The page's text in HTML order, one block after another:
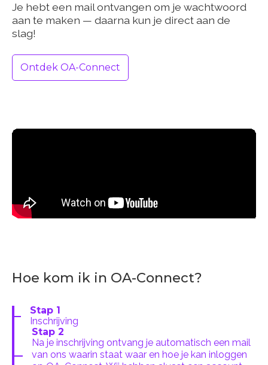
Je hebt een mail ontvangen om je wachtwoord
aan te maken — daarna kun je direct aan de
slag!
Ontdek OA-Connect
Hoe kom ik in OA-Connect?
Stap 1
Inschrijving
Stap 2
Na je inschrijving ontvang je automatisch een mail
van ons waarin staat waar en hoe je kan inloggen